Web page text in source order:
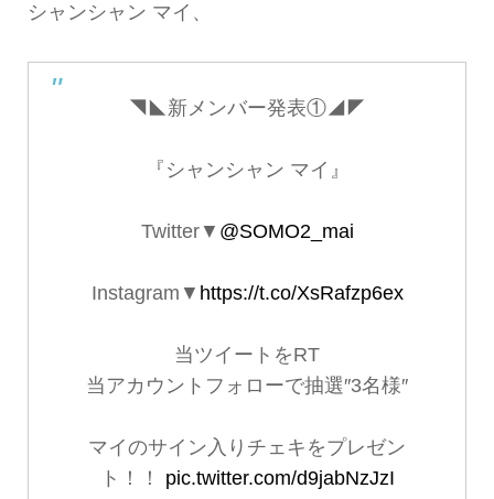
シャンシャン マイ、
◥◣新メンバー発表①◢◤
『シャンシャン マイ』
Twitter▼ @SOMO2_mai
Instagram▼ https://t.co/XsRafzp6ex
当ツイートをRT
当アカウントフォローで抽選″3名様″
マイのサイン入りチェキをプレゼン
ト！！ pic.twitter.com/d9jabNzJzI